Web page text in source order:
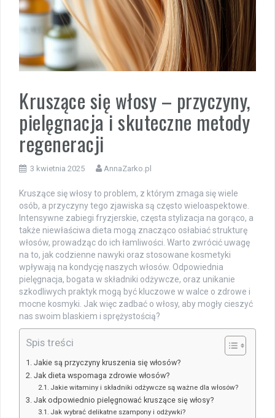
Kruszące się włosy – przyczyny,
pielęgnacja i skuteczne metody
regeneracji
3 kwietnia 2025 AnnaZarko.pl
Kruszące się włosy to problem, z którym zmaga się wiele
osób, a przyczyny tego zjawiska są często wieloaspektowe.
Intensywne zabiegi fryzjerskie, częsta stylizacja na gorąco, a
także niewłaściwa dieta mogą znacząco osłabiać strukturę
włosów, prowadząc do ich łamliwości. Warto zwrócić uwagę
na to, jak codzienne nawyki oraz stosowane kosmetyki
wpływają na kondycję naszych włosów. Odpowiednia
pielęgnacja, bogata w składniki odżywcze, oraz unikanie
szkodliwych praktyk mogą być kluczowe w walce o zdrowe i
mocne kosmyki. Jak więc zadbać o włosy, aby mogły cieszyć
nas swoim blaskiem i sprężystością?
Spis treści
Jakie są przyczyny kruszenia się włosów?
Jak dieta wspomaga zdrowie włosów?
Jakie witaminy i składniki odżywcze są ważne dla włosów?
Jak odpowiednio pielęgnować kruszące się włosy?
Jak wybrać delikatne szampony i odżywki?